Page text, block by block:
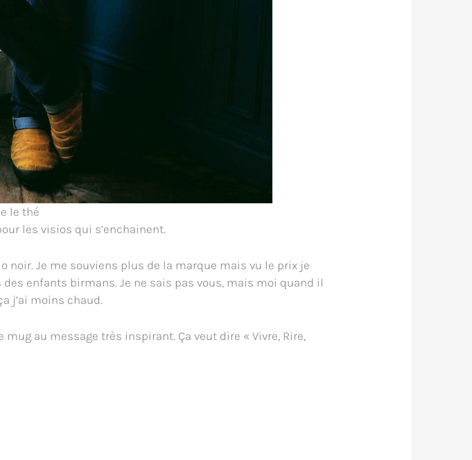
le thé
les visios qui s’enchainent.
noir. Je me souviens plus de la marque mais vu le prix je
enfants birmans. Je ne sais pas vous, mais moi quand il
j’ai moins chaud.
au message très inspirant. Ça veut dire « Vivre, Rire,